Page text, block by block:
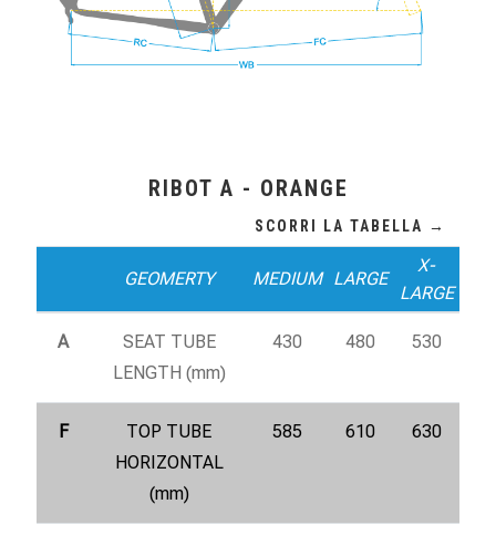
RIBOT A - ORANGE
GEOMERTY MEDIUM LARGE
X-
LARGE
A
SEAT TUBE
LENGTH (mm)
430 480 530
F
TOP TUBE
HORIZONTAL
(mm)
585 610 630